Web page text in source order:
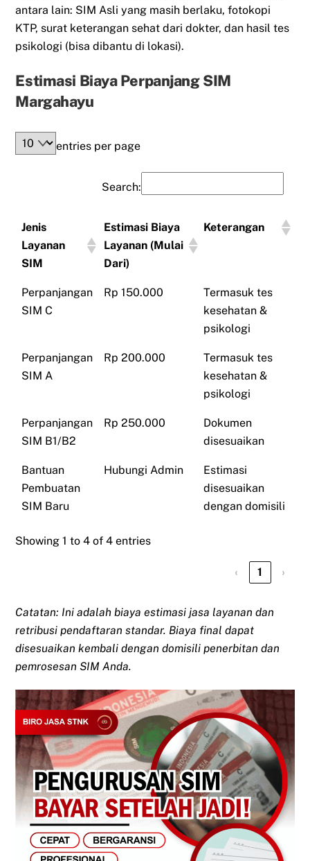
antara lain: SIM Asli yang masih berlaku, fotokopi
KTP, surat keterangan sehat dari dokter, dan hasil tes
psikologi (bisa dibantu di lokasi).
Estimasi Biaya Perpanjang SIM
Margahayu
entries per page
Search:
Jenis
Layanan
SIM
Estimasi Biaya
Layanan (Mulai
Dari)
Keterangan
Perpanjangan
SIM C
Rp 150.000
Termasuk tes
kesehatan &
psikologi
Perpanjangan
SIM A
Rp 200.000
Termasuk tes
kesehatan &
psikologi
Perpanjangan
SIM B1/B2
Rp 250.000
Dokumen
disesuaikan
Bantuan
Pembuatan
SIM Baru
Hubungi Admin
Estimasi
disesuaikan
dengan domisili
Showing 1 to 4 of 4 entries
‹ 1 ›
Catatan: Ini adalah biaya estimasi jasa layanan dan
retribusi pendaftaran standar. Biaya final dapat
disesuaikan kembali dengan domisili penerbitan dan
pemrosesan SIM Anda.